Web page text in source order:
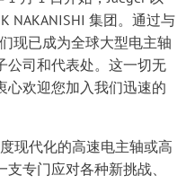
NAKANISHI 集团。通过与
现已成为全球大型电主轴
公司和代表处。这一切无
心欢迎您加入我们迅速的
现代化的高速电主轴或高
专门应对各种新挑战、